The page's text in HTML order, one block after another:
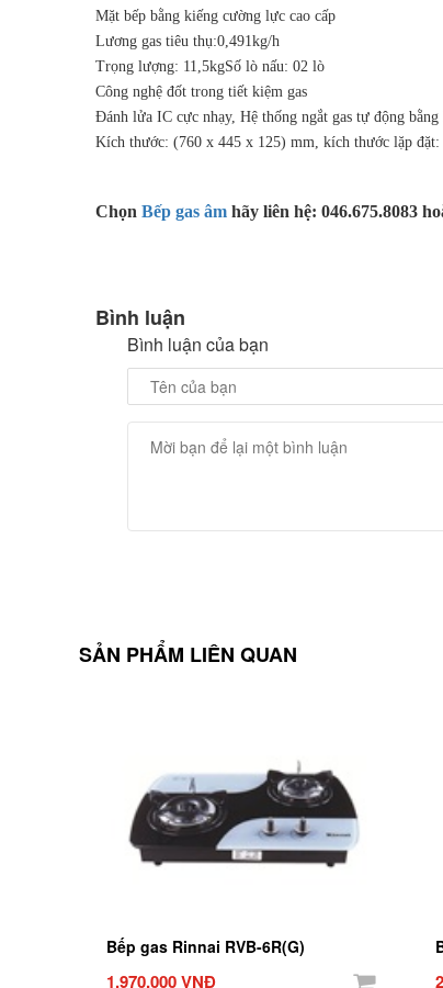
Mặt bếp bằng kiếng cường lực cao cấp
Lương gas tiêu thụ:0,491kg/h
Trọng lượng: 11,5kgSố lò nấu: 02 lò
Công nghệ đốt trong tiết kiệm gas
Đánh lửa IC cực nhạy, Hệ thống ngắt gas tự động bằng
Kích thước: (760 x 445 x 125) mm, kích thước lặp
Chọn Bếp gas âm hãy liên hệ: 046.675.8083
Bình luận
Bình luận của bạn
SẢN PHẨM LIÊN QUAN
Bếp gas Rinnai RVB-6R(G)
1.970.000 VNĐ